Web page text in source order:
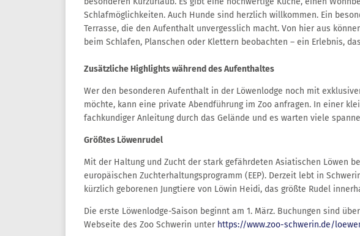
Schlafmöglichkeiten. Auch Hunde sind herzlich willkommen. Ein
Terrasse, die den Aufenthalt unvergesslich macht. Von hier aus
beim Schlafen, Planschen oder Klettern beobachten – ein Erlebnis,
Zusätzliche Highlights während des Aufenthaltes
Wer den besonderen Aufenthalt in der Löwenlodge noch mit
möchte, kann eine private Abendführung im Zoo anfragen. In einer
fachkundiger Anleitung durch das Gelände und es warten viele
Größtes Löwenrudel
Mit der Haltung und Zucht der stark gefährdeten Asiatischen Löwen
europäischen Zuchterhaltungsprogramm (EEP). Derzeit lebt in
kürzlich geborenen Jungtiere von Löwin Heidi, das größte Rudel
Die erste Löwenlodge-Saison beginnt am 1. März. Buchungen sind
Webseite des Zoo Schwerin unter https://www.zoo-schwerin.de/